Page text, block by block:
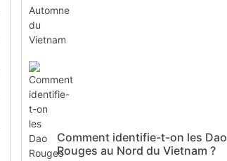
Comment identifie-t-on les Dao
Rouges au Nord du Vietnam ?